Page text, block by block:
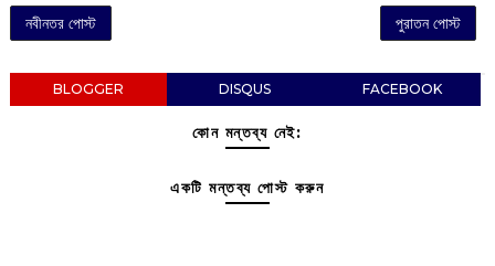
নবীনতর পোস্ট পুরাতন পোস্ট
BLOGGER DISQUS FACEBOOK
কোন মন্তব্য নেই:
একটি মন্তব্য পোস্ট করুন